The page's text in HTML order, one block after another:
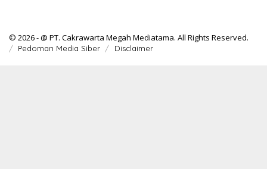
© 2026 - @ PT. Cakrawarta Megah Mediatama. All Rights Reserved.
Pedoman Media Siber Disclaimer